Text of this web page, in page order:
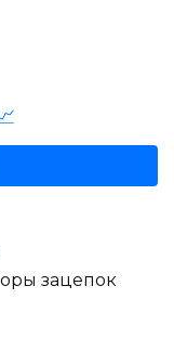
зацепок